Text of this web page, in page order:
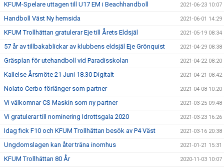
KFUM-Spelare uttagen till U17 EM i Beachhandboll 2021-06-23 10:07
Handboll Väst Ny hemsida 2021-06-01 14:29
KFUM Trollhättan gratulerar Eje till Årets Eldsjäl 2021-05-19 08:34
57 år av tillbakablickar av klubbens eldsjäl Eje Grönquist 2021-04-29 08:38
Gräsplan för utehandboll vid Paradisskolan 2021-04-22 08:20
Kallelse Årsmöte 21 Juni 18.30 Digitalt 2021-04-21 08:42
Nolato Cerbo förlänger som partner 2021-04-08 10:20
Vi välkomnar CS Maskin som ny partner 2021-03-25 09:48
Vi gratulerar till nominering Idrottsgala 2020 2021-03-23 16:26
Idag fick F10 och KFUM Trollhättan besök av P4 Väst 2021-03-16 20:38
Ungdomslagen kan åter träna inomhus 2021-01-21 15:31
KFUM Trollhättan 80 År 2020-11-03 10:07